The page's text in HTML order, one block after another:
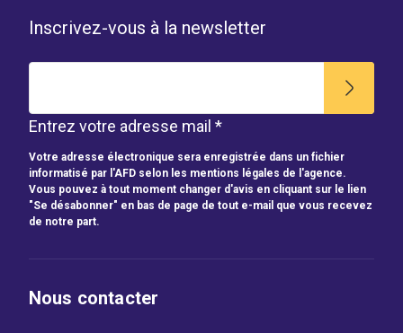
Inscrivez-vous à la newsletter
Entrez votre adresse mail *
Votre adresse électronique sera enregistrée dans un fichier
informatisé par l'AFD selon les mentions légales de l'agence.
Vous pouvez à tout moment changer d'avis en cliquant sur le lien
"Se désabonner" en bas de page de tout e-mail que vous recevez
de notre part.
Nous contacter